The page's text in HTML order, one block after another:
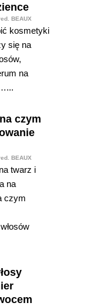
BEAUX
kosmetyki
się na
na
czym
BEAUX
twarz i
na
czym